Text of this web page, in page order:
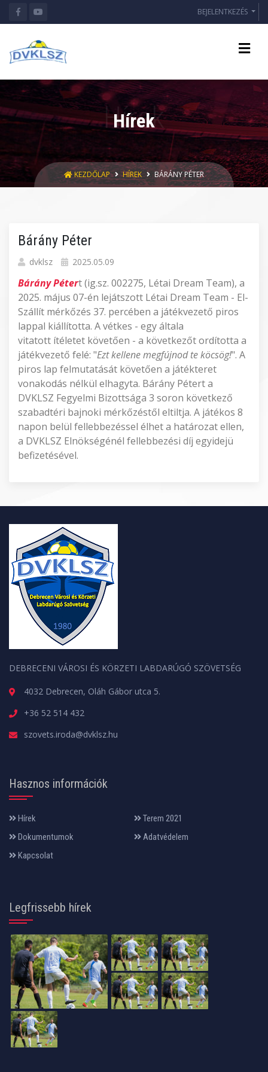
BEJELENTKEZÉS
Hírek
KEZDŐLAP HÍREK BÁRÁNY PÉTER
Bárány Péter
dvklsz 2025.05.09
Bárány Pétert (ig.sz. 002275, Létai Dream Team), a
2025. május 07-én lejátszott Létai Dream Team - El-
Szállít mérkőzés 37. percében a játékvezető piros
lappal kiállította. A vétkes - egy általa
vitatott ítéletet követően - a következőt ordította a
játékvezető felé: "Ezt kellene megfújnod te köcsög!". A
piros lap felmutatását követően a játékteret
vonakodás nélkül elhagyta. Bárány Pétert a
DVKLSZ Fegyelmi Bizottsága 3 soron következő
szabadtéri bajnoki mérkőzéstől eltiltja. A játékos 8
napon belül fellebbezéssel élhet a határozat ellen,
a DVKLSZ Elnökségénél fellebbezési díj egyidejü
befizetésével.
DEBRECENI VÁROSI ÉS KÖRZETI LABDARÚGÓ SZÖVETSÉG
4032 Debrecen, Oláh Gábor utca 5.
+36 52 514 432
szovets.iroda@dvklsz.hu
Hasznos információk
Hírek
Terem 2021
Dokumentumok
Adatvédelem
Kapcsolat
Legfrissebb hírek